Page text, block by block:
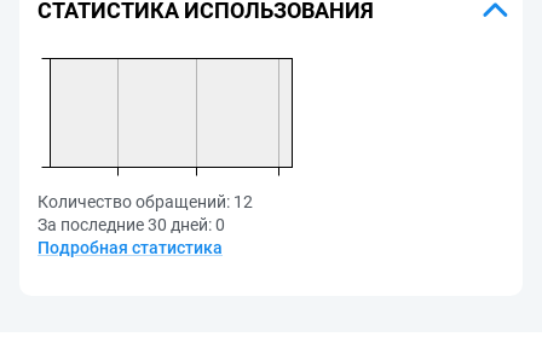
СТАТИСТИКА ИСПОЛЬЗОВАНИЯ
Количество обращений: 12
За последние 30 дней:0
Подробная статистика